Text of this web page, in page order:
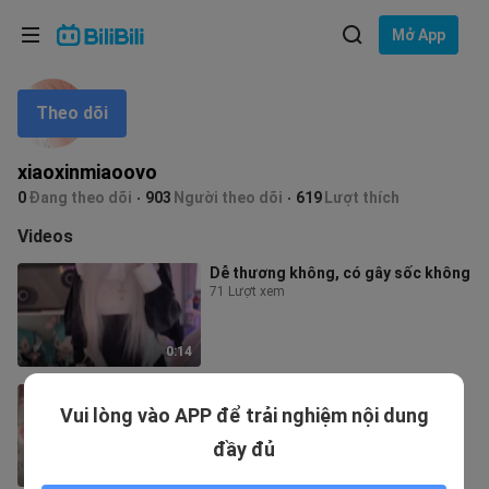
Mở App
xiaoxinmiaoovo
0Đang theo dõi 903 Người theo dõi 619 Lượt thích
Theo dõi
Videos
0:14
Dễ thương không, có gây sốc không
71 Lượt xem
217 Lượt xem
Vui lòng vào APP để trải nghiệm nội dung
đầy đủ
Ngôn ngữ: Tiếng Việt
Lựa chọn ngôn ngữ
English
ภาษาไทย
Tiếng Việt
Bahasa Melayu